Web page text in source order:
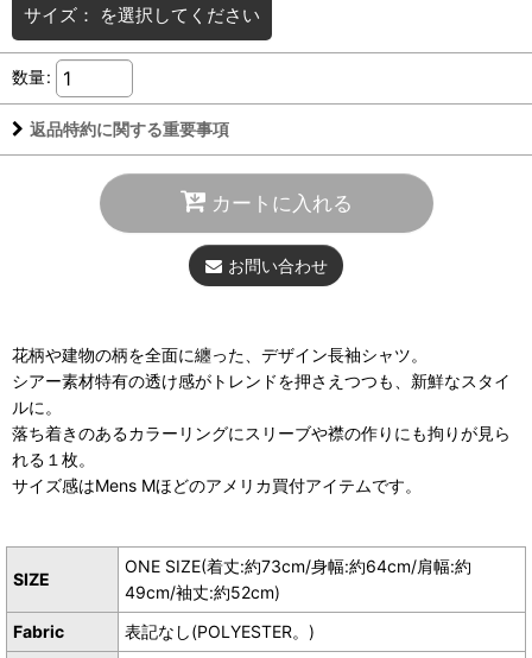
サイズ： を選択してください
数量:
返品特約に関する重要事項
カートに入れる
お問い合わせ
花柄や建物の柄を全面に纏った、デザイン長袖シャツ。
シアー素材特有の透け感がトレンドを押さえつつも、新鮮なスタイ
ルに。
落ち着きのあるカラーリングにスリーブや襟の作りにも拘りが見ら
れる１枚。
サイズ感はMens Mほどのアメリカ買付アイテムです。
SIZE
ONE SIZE(着丈:約73cm/身幅:約64cm/肩幅:約
49cm/袖丈:約52cm)
Fabric
表記なし(POLYESTER。)